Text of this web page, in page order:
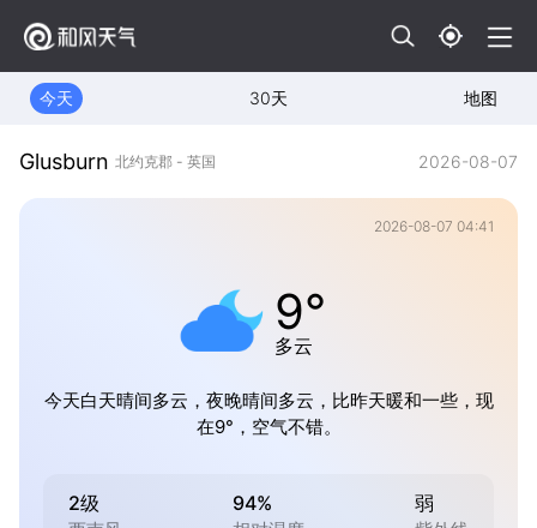
今天 30天 地图
Glusburn 北约克郡 - 英国 2026-08-07
2026-08-07 04:41
9°
多云
今天白天晴间多云，夜晚晴间多云，比昨天暖和一些，现
在9°，空气不错。
2级 94% 弱